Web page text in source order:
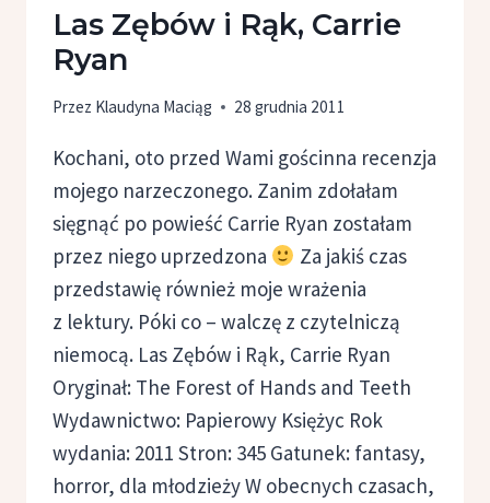
Las Zębów i Rąk, Carrie
Ryan
Przez Klaudyna Maciąg 28 grudnia 2011
Kochani, oto przed Wami gościnna recenzja
mojego narzeczonego. Zanim zdołałam
sięgnąć po powieść Carrie Ryan zostałam
przez niego uprzedzona
Za jakiś czas
przedstawię również moje wrażenia
z lektury. Póki co – walczę z czytelniczą
niemocą. Las Zębów i Rąk, Carrie Ryan
Oryginał: The Forest of Hands and Teeth
Wydawnictwo: Papierowy Księżyc Rok
wydania: 2011 Stron: 345 Gatunek: fantasy,
horror, dla młodzieży W obecnych czasach,